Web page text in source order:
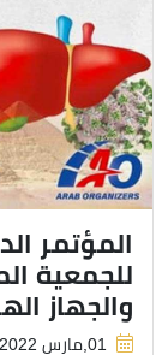
المؤتمر
للجمعية
والجهاز
01,مارس 2022